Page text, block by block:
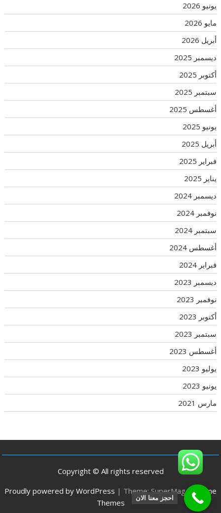
يونيو 2026
مايو 2026
أبريل 2026
ديسمبر 2025
أكتوبر 2025
سبتمبر 2025
أغسطس 2025
يونيو 2025
أبريل 2025
فبراير 2025
يناير 2025
ديسمبر 2024
نوفمبر 2024
سبتمبر 2024
أغسطس 2024
فبراير 2024
ديسمبر 2023
نوفمبر 2023
أكتوبر 2023
سبتمبر 2023
أغسطس 2023
يوليو 2023
يونيو 2023
مارس 2021
Copyright © All rights reserved
Proudly powered by WordPress | Theme: SuperMag by
Acme
Themes
احجز معنا الان